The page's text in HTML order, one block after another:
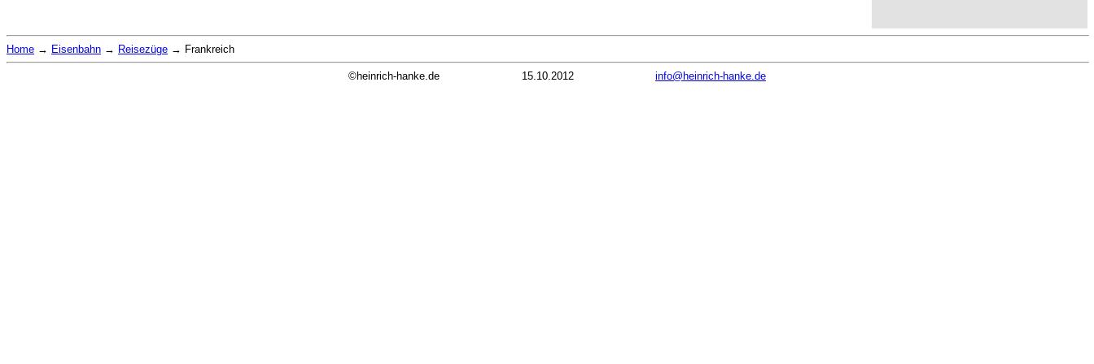
Home → Eisenbahn → Reisezüge → Frankreich
©heinrich-hanke.de 15.10.2012 info@heinrich-hanke.de